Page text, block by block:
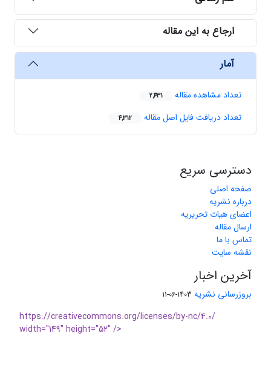
ارجاع به این مقاله
آمار
تعداد مشاهده مقاله 2,431
تعداد دریافت فایل اصل مقاله 4,312
دسترسی سریع
صفحه اصلی
درباره نشریه
اعضای هیات تحریریه
ارسال مقاله
تماس با ما
نقشه سایت
آخرین اخبار
بروزرسانی نشریه 1403-06-11
https://creativecommons.org/licenses/by-nc/4.0/
width="149" height="52" />